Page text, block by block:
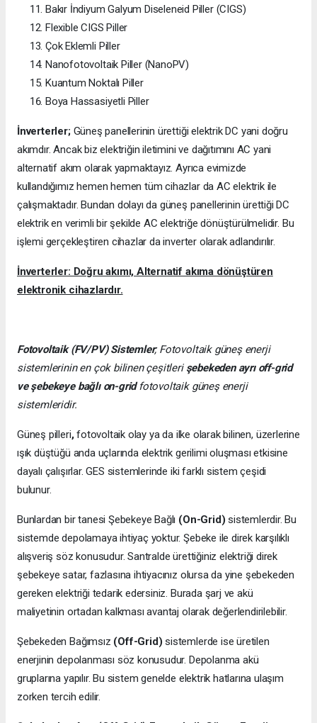
Bakır İndiyum Galyum Diseleneid Piller (CIGS)
Flexible CIGS Piller
Çok Eklemli Piller
Nanofotovoltaik Piller (NanoPV)
Kuantum Noktalı Piller
Boya Hassasiyetli Piller
İnverterler;Güneş panellerinin ürettiği elektrik DC yani doğru
akımdır. Ancak biz elektriğin iletimini ve dağıtımını AC yani
alternatif akım olarak yapmaktayız. Ayrıca evimizde
kullandığımız hemen hemen tüm cihazlar da AC elektrik ile
çalışmaktadır. Bundan dolayı da güneş panellerinin ürettiği DC
elektrik en verimli bir şekilde AC elektriğe dönüştürülmelidir. Bu
işlemi gerçekleştiren cihazlar da inverter olarak adlandırılır.
İnverterler: Doğru akımı, Alternatif akıma dönüştüren
elektronik cihazlardır.
Fotovoltaik (FV/PV) Sistemler; Fotovoltaik güneş enerji
sistemlerinin en çok bilinen çeşitleri şebekeden ayrı off-grid
ve şebekeye bağlı on-gridfotovoltaik güneş enerji
sistemleridir.
Güneş pilleri,fotovoltaik olay ya da ilke olarak bilinen, üzerlerine
ışık düştüğü anda uçlarında elektrik gerilimi oluşması etkisine
dayalı çalışırlar. GES sistemlerinde iki farklı sistem çeşidi
bulunur.
Bunlardan bir tanesi Şebekeye Bağlı (On-Grid) sistemlerdir. Bu
sistemde depolamaya ihtiyaç yoktur. Şebeke ile direk karşılıklı
alışveriş söz konusudur. Santralde ürettiğiniz elektriği direk
şebekeye satar, fazlasına ihtiyacınız olursa da yine şebekeden
gereken elektriği tedarik edersiniz. Burada şarj ve akü
maliyetinin ortadan kalkması avantaj olarak değerlendirilebilir.
Şebekeden Bağımsız (Off-Grid) sistemlerde ise üretilen
enerjinin depolanması söz konusudur. Depolanma akü
gruplarına yapılır. Bu sistem genelde elektrik hatlarına ulaşım
zorken tercih edilir.